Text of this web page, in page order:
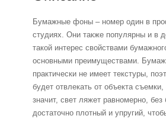
Бумажные фоны – номер один в
студиях. Они также популярны и в
такой интерес свойствами
основными преимуществами.
практически не имеет текстуры,
будет отвлекать от объекта
значит, свет ляжет равномерно,
достаточно плотный и упругий,